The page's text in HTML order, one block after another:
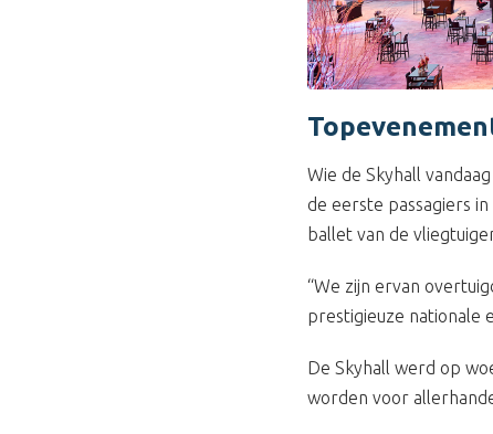
Wie de Skyhall
de eerste passagiers
ballet van de
“We zijn ervan
prestigieuze nationale
De Skyhall werd op
worden voor